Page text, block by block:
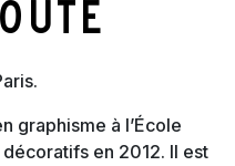
graphisme à l’École
en 2012. Il est